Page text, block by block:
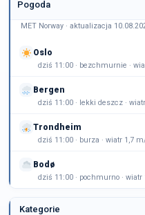
Pogoda
MET Norway · aktualizacja
Oslo
dziś 11:00 · bezchmurnie ·
Bergen
dziś 11:00 · lekki deszcz ·
Trondheim
dziś 11:00 · burza · wiatr 1,7
Bodø
dziś 11:00 · pochmurno ·
Kategorie